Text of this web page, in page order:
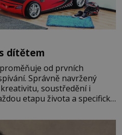
dítětem
od prvních
Správně navržený
soustředění i
etapu života a specifické
pokoj miminka měl působit
věk je